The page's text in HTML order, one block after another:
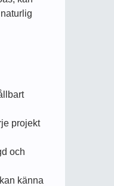
projekt
och
känna